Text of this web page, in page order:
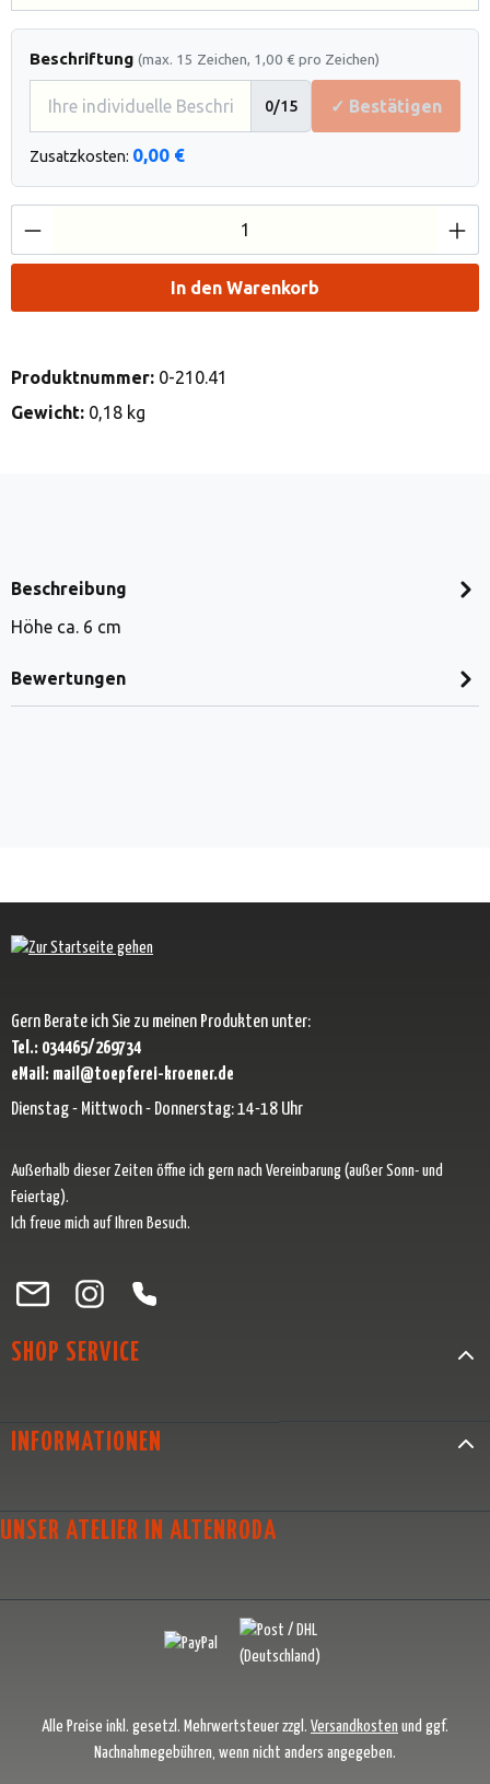
Beschriftung (max. 15 Zeichen, 1,00 € pro Zeichen)
0/15 ✓ Bestätigen
Zusatzkosten: 0,00 €
Produkt Anzahl: Gib den gewünschten
In den Warenkorb
Produktnummer: 0-210.41
Gewicht: 0,18 kg
Beschreibung
Höhe ca. 6 cm
Bewertungen
Gern Berate ich Sie zu meinen Produkten unter:
Tel.: 034465/269734
eMail: mail@toepferei-kroener.de
Dienstag - Mittwoch - Donnerstag: 14-18 Uhr
Außerhalb dieser Zeiten öffne ich gern nach Vereinbarung (außer Sonn- und
Feiertag).
Ich freue mich auf Ihren Besuch.
Besuche uns auf Facebook – öffnet in neuem Tab (externer Link)
Schau auf Instagram vorbei – öffnet in neuem Tab (externer Link)
Lass dich auf Pinterest inspirieren – öffnet in neuem Tab
Folge uns auf X – öffnet in neuem Tab (externer Link)
SHOP SERVICE
INFORMATIONEN
UNSER ATELIER IN ALTENRODA
Alle Preise inkl. gesetzl. Mehrwertsteuer zzgl. Versandkosten und ggf.
Nachnahmegebühren, wenn nicht anders angegeben.